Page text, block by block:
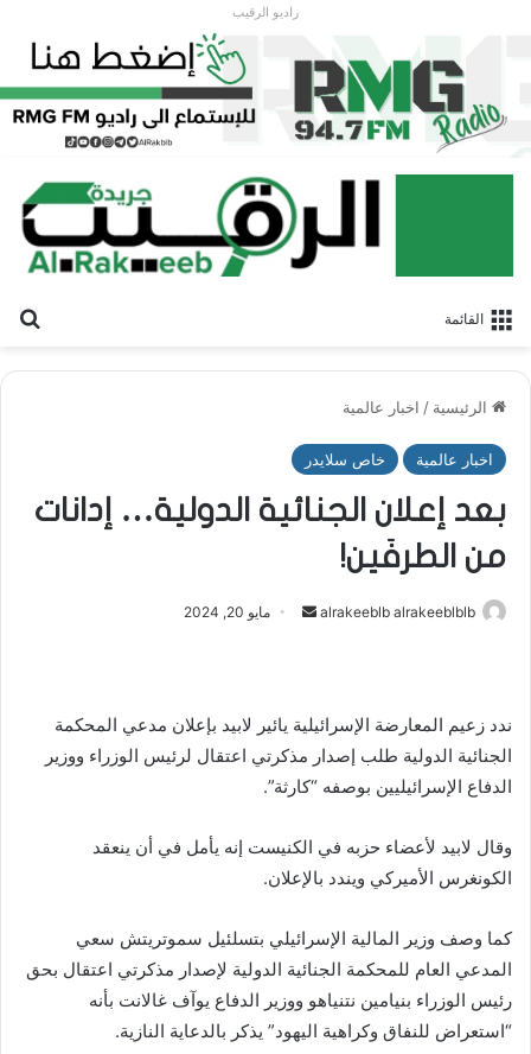
راديو الرقيب
القائمة
الرئيسية / اخبار عالمية
اخبار عالمية خاص سلايدر
بعد إعلان الجنائية الدولية… إدانات
من الطرفَين!
alrakeeblb alrakeeblblb
أرسل مايو 20, 2024
ندد زعيم المعارضة الإسرائيلية يائير لابيد بإعلان مدعي المحكمة
الجنائية الدولية طلب إصدار مذكرتي اعتقال لرئيس الوزراء ووزير
الدفاع الإسرائيليين بوصفه “كارثة”.
وقال لابيد لأعضاء حزبه في الكنيست إنه يأمل في أن ينعقد
الكونغرس الأميركي ويندد بالإعلان.
كما وصف وزير المالية الإسرائيلي بتسلئيل سموتريتش سعي
المدعي العام للمحكمة الجنائية الدولية لإصدار مذكرتي اعتقال بحق
رئيس الوزراء بنيامين نتنياهو ووزير الدفاع يوآف غالانت بأنه
“استعراض للنفاق وكراهية اليهود” يذكر بالدعاية النازية.